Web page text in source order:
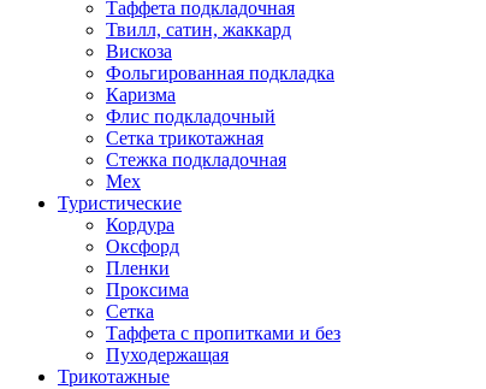
Таффета подкладочная
Твилл, сатин, жаккард
Вискоза
Фольгированная подкладка
Каризма
Флис подкладочный
Сетка трикотажная
Стежка подкладочная
Мех
Туристические
Кордура
Оксфорд
Пленки
Проксима
Сетка
Таффета с пропитками и без
Пуходержащая
Трикотажные